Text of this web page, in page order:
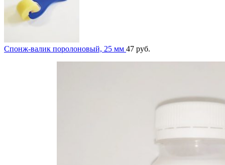
Спонж-валик поролоновый, 25 мм 47 руб.